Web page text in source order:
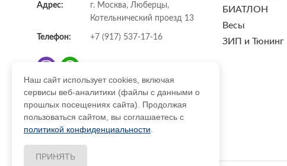
Адрес:
г. Москва, Люберцы,
Котельнический проезд 13
Телефон: +7 (917) 537-17-16
E-mail: info@DrozdPcp.ru
БИАТЛОН
Весы
ЗИП и Тюнинг
Наш сайт использует cookies, включая
сервисы веб-аналитики (файлы с данными о
прошлых посещениях сайта). Продолжая
пользоваться сайтом, вы соглашаетесь с
политикой конфиденциальности
ПРИНЯТЬ